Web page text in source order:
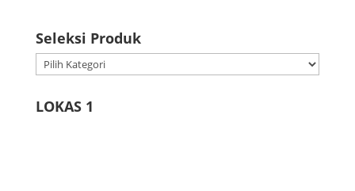
Seleksi Produk
Seleksi
Produk
LOKAS 1